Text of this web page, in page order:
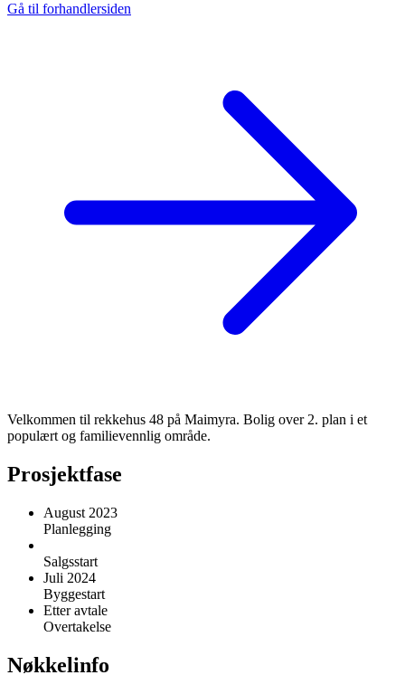
Gå til forhandlersiden
Velkommen til rekkehus 48 på Maimyra. Bolig over 2. plan i et
populært og familievennlig område.
Prosjektfase
August 2023
Planlegging
Salgsstart
Juli 2024
Byggestart
Etter avtale
Overtakelse
Nøkkelinfo